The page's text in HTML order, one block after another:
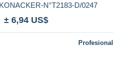
N°T2183-D/0247
± 6,94 US$
Profesional